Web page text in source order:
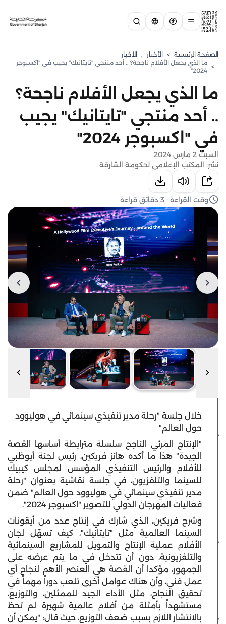
الصفحة الرئيسية > الأخبار , الأخبار
>
ما الذي يجعل الأفلام ناجحة؟ .. أحد منتجي "تايتانيك" يجيب في "اكسبوجر
2024"
ما الذي يجعل الأفلام ناجحة؟
.. أحد منتجي "تايتانيك" يجيب
في "اكسبوجر 2024"
السبت 2 مارس 2024
نشر: المكتب الإعلامي لحكومة الشارقة
وقت القراءة : 3 دقائق قراءة
خلال جلسة "رحلة مدير تنفيذي سينمائي في هوليوود
حول العالم"
"الإنتاج المرئي الناجح سلسلة مترابطة أساسها القصة
الجيدة" هذا ما أكده هانز فريكين، رئيس لجنة أبوظبي
للأفلام والرئيس التنفيذي المؤسس لمجلس كيبيك
للسينما والتلفزيون، في جلسة نقاشية بعنوان "رحلة
مدير تنفيذي سينمائي في هوليوود حول العالم" ضمن
فعاليات المهرجان الدولي للتصوير "اكسبوجر 2024".
وشرح فريكين، الذي شارك في إنتاج عدد من أيقونات
السينما العالمية مثل "تايتانيك"، كيف تسهّل لجان
الأفلام عملية الإنتاج والتمويل للمشاريع السينمائية
والتلفزيونية، دون أن تتدخل في ما يتم عرضه على
الجمهور، مؤكداً أن القصة هي العنصر الأهم لنجاح أي
عمل فني، وأن هناك عوامل أخرى تلعب دوراً مهماً في
تحقيق النجاح، مثل الأداء الجيد للممثلين، والتوزيع،
مستشهداً بأمثلة من أفلام عالمية شهيرة لم تحظ
بالانتشار اللازم بسبب ضعف التوزيع، حيث قال: "يمكن أن